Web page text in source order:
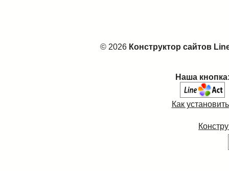
© 2026 Конструктор сайтов
Наша
Как